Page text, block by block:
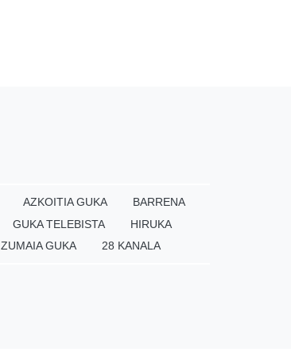
AZKOITIA GUKA
BARRENA
GUKA TELEBISTA
HIRUKA
ZUMAIA GUKA 28 KANALA